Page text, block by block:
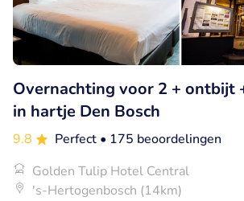
Overnachting voor 2 + ontbijt
in hartje Den Bosch
9.8 Perfect • 175 beoordelingen
Golden Tulip Hotel Central
's-Hertogenbosch (14km)